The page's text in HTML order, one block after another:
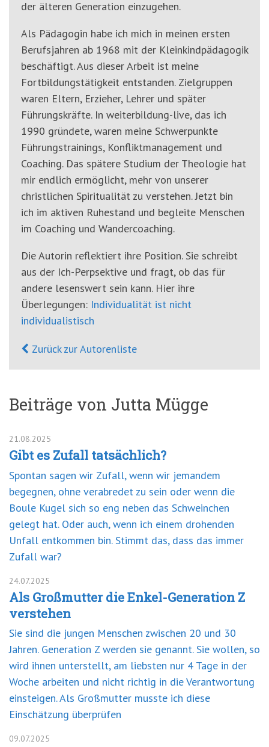
der älteren Generation einzugehen.
Als Pädagogin habe ich mich in meinen ersten
Berufsjahren ab 1968 mit der Kleinkindpädagogik
beschäftigt. Aus dieser Arbeit ist meine
Fortbildungstätigkeit entstanden. Zielgruppen
waren Eltern, Erzieher, Lehrer und später
Führungskräfte. In weiterbildung-live, das ich
1990 gründete, waren meine Schwerpunkte
Führungstrainings, Konfliktmanagement und
Coaching. Das spätere Studium der Theologie hat
mir endlich ermöglicht, mehr von unserer
christlichen Spiritualität zu verstehen. Jetzt bin
ich im aktiven Ruhestand und begleite Menschen
im Coaching und Wandercoaching.
Die Autorin reflektiert ihre Position. Sie schreibt
aus der Ich-Perpsektive und fragt, ob das für
andere lesenswert sein kann. Hier ihre
Überlegungen: Individualität ist nicht
individualistisch
Zurück zur Autorenliste
Beiträge von Jutta Mügge
21.08.2025
Gibt es Zufall tatsächlich?
Spontan sagen wir Zufall, wenn wir jemandem
begegnen, ohne verabredet zu sein oder wenn die
Boule Kugel sich so eng neben das Schweinchen
gelegt hat. Oder auch, wenn ich einem drohenden
Unfall entkommen bin. Stimmt das, dass das immer
Zufall war?
24.07.2025
Als Großmutter die Enkel-Generation Z
verstehen
Sie sind die jungen Menschen zwischen 20 und 30
Jahren. Generation Z werden sie genannt. Sie wollen, so
wird ihnen unterstellt, am liebsten nur 4 Tage in der
Woche arbeiten und nicht richtig in die Verantwortung
einsteigen. Als Großmutter musste ich diese
Einschätzung überprüfen
09.07.2025